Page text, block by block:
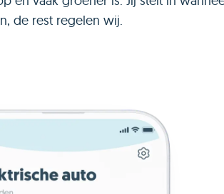
de rest regelen wij.